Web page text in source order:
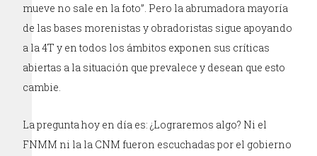
mueve no sale en la foto”. Pero la abrumadora mayoría
de las bases morenistas y obradoristas sigue apoyando
a la 4T y en todos los ámbitos exponen sus críticas
abiertas a la situación que prevalece y desean que esto
cambie.
La pregunta hoy en día es: ¿Lograremos algo? Ni el
FNMM ni la la CNM fueron escuchadas por el gobierno